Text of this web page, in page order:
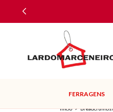
FERRAGENS
Início >